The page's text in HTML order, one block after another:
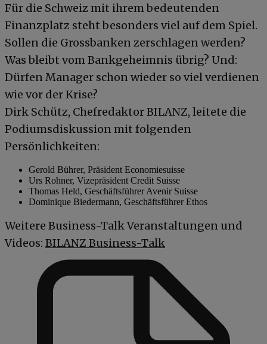
Für die Schweiz mit ihrem bedeutenden
Finanzplatz steht besonders viel auf dem Spiel.
Sollen die Grossbanken zerschlagen werden?
Was bleibt vom Bankgeheimnis übrig? Und:
Dürfen Manager schon wieder so viel verdienen
wie vor der Krise?
Dirk Schütz, Chefredaktor BILANZ, leitete die
Podiumsdiskussion mit folgenden
Persönlichkeiten:
Gerold Bührer, Präsident Economiesuisse
Urs Rohner, Vizepräsident Credit Suisse
Thomas Held, Geschäftsführer Avenir Suisse
Dominique Biedermann, Geschäftsführer Ethos
Weitere Business-Talk Veranstaltungen und
Videos: BILANZ Business-Talk